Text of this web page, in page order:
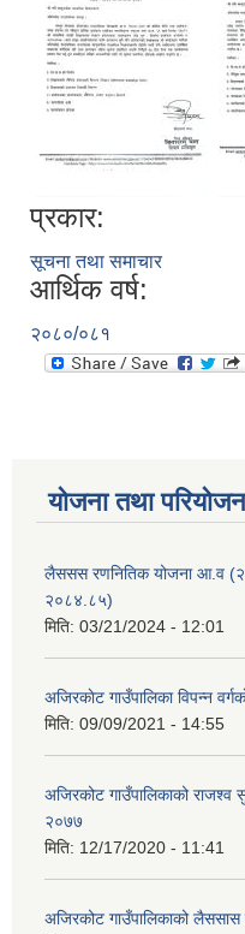
प्रकार:
सूचना तथा समाचार
आर्थिक वर्ष:
२०८०/०८१
योजना तथा
लैससस रणनितिक योजना आ.व
२०८४.८५)
मिति: 03/21/2024 - 12:01
अजिरकाेट गाउँपालिका विपन्न
मिति: 09/09/2021 - 14:55
अजिरकोट गाउँपालिकाको राजश्व
२०७७
मिति: 12/17/2020 - 11:41
अजिरकोट गाउँपालिकाको लैससास